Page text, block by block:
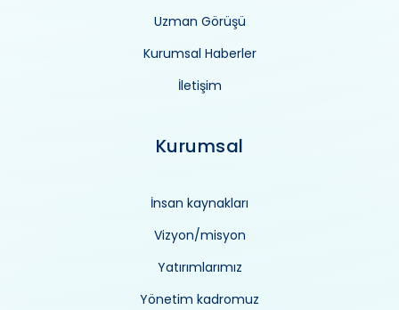
Uzman Görüşü
Kurumsal Haberler
İletişim
Kurumsal
İnsan kaynakları
Vizyon/misyon
Yatırımlarımız
Yönetim kadromuz